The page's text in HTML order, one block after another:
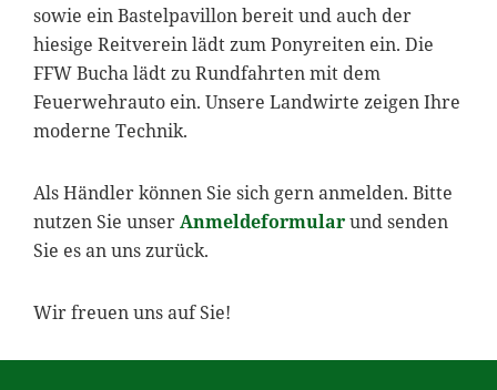
sowie ein Bastelpavillon bereit und auch der
hiesige Reitverein lädt zum Ponyreiten ein. Die
FFW Bucha lädt zu Rundfahrten mit dem
Feuerwehrauto ein. Unsere Landwirte zeigen Ihre
moderne Technik.
Als Händler können Sie sich gern anmelden. Bitte
nutzen Sie unserAnmeldeformularund senden
Sie es an uns zurück.
Wir freuen uns auf Sie!